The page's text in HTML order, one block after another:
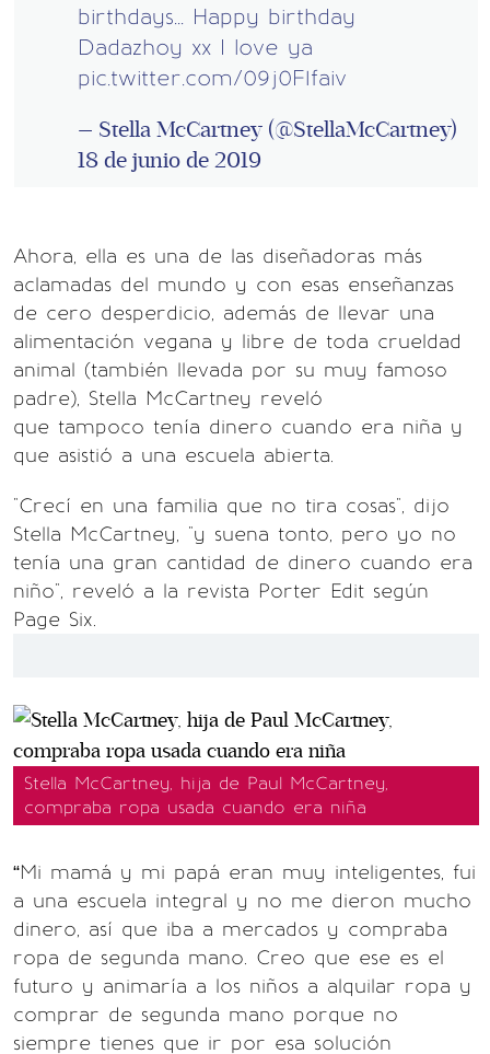
birthdays... Happy birthday
Dadazhoy xx I love ya
pic.twitter.com/09j0F1faiv
— Stella McCartney (@StellaMcCartney)
18 de junio de 2019
Ahora, ella es una de las diseñadoras más
aclamadas del mundo y con esas enseñanzas
de cero desperdicio, además de llevar una
alimentación vegana y libre de toda crueldad
animal (también llevada por su muy famoso
padre), Stella McCartney reveló
que tampoco tenía dinero cuando era niña y
que asistió a una escuela abierta.
"Crecí en una familia que no tira cosas", dijo
Stella McCartney, "y suena tonto, pero yo no
tenía una gran cantidad de dinero cuando era
niño", reveló a la revista Porter Edit según
Page Six.
Stella McCartney, hija de Paul McCartney,
compraba ropa usada cuando era niña
“Mi mamá y mi papá eran muy inteligentes, fui
a una escuela integral y no me dieron mucho
dinero, así que iba a mercados y compraba
ropa de segunda mano. Creo que ese es el
futuro y animaría a los niños a alquilar ropa y
comprar de segunda mano porque no
siempre tienes que ir por esa solución